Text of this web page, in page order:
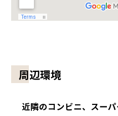
周辺環境
近隣のコンビニ、スー